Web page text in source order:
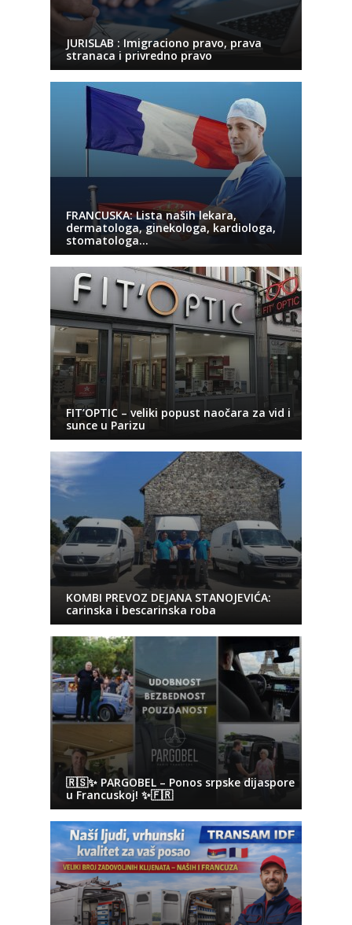
JURISLAB : Imigraciono pravo, prava
stranaca i privredno pravo
FRANCUSKA: Lista naših lekara,
dermatologa, ginekologa, kardiologa,
stomatologa…
FIT’OPTIC – veliki popust naočara za vid i
sunce u Parizu
KOMBI PREVOZ DEJANA STANOJEVIĆA:
carinska i bescarinska roba
🇷🇸✨ PARGOBEL – Ponos srpske dijaspore
u Francuskoj! ✨🇫🇷